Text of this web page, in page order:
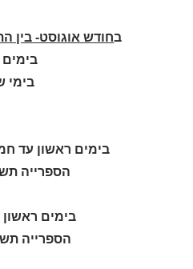
בחודש אוגוסט- בין התאריכים 31.8.26-1.8.26
בימים
בימי שלישי:
בימים ראשון עד חמישי (כולל) 16-20/8/
הספרייה
בימים ראשון ושני 23-24/8/26
הספרייה